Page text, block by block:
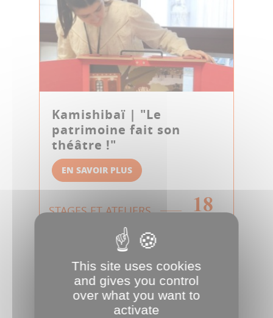
Kamishibaï | "Le
patrimoine fait son
théâtre !"
EN SAVOIR PLUS
STAGES ET ATELIERS 18
This site uses cookies
and gives you control
over what you want to
activate